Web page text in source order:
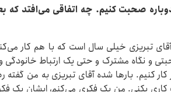
صحبت کنیم. چه اتفاقی می‌افتد که
تبریزی خیلی سال است که با هم کار
و نگاه مشترک و حتی یک ارتباط خانودگی
کار کنیم. بارها شده آقای تبریزی به من
کاری بکنی. من یک فکری می‌کنم، ایشان یک